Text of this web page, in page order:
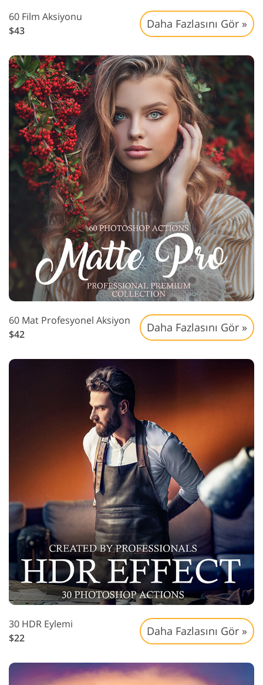
60 Film Aksiyonu
$43
Daha Fazlasını Gör »
60 Mat Profesyonel Aksiyon
$42
Daha Fazlasını Gör »
30 HDR Eylemi
$22
Daha Fazlasını Gör »